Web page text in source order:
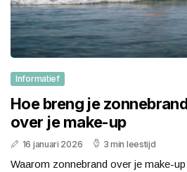
Informatief
Hoe breng je
over je make-up
16 januari 2026 3 min leestijd
Waarom zonnebrand over je make-